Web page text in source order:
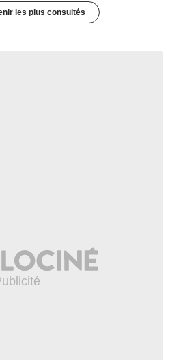
les plus consultés